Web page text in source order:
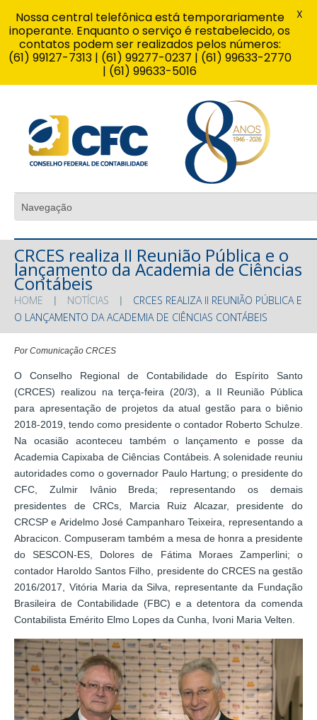
CRCES realiza II Reunião Pública e o
lançamento da Academia de Ciências
Contábeis
HOME NOTÍCIAS
CRCES REALIZA II REUNIÃO PÚBLICA E
O LANÇAMENTO DA ACADEMIA DE CIÊNCIAS CONTÁBEIS
Por Comunicação CRCES
O Conselho Regional de Contabilidade do Espírito Santo
(CRCES) realizou na terça-feira (20/3), a II Reunião Pública
para apresentação de projetos da atual gestão para o biênio
2018-2019, tendo como presidente o contador Roberto Schulze.
Na ocasião aconteceu também o lançamento e posse da
Academia Capixaba de Ciências Contábeis. A solenidade reuniu
autoridades como o governador Paulo Hartung; o presidente do
CFC, Zulmir Ivânio Breda; representando os demais
presidentes de CRCs, Marcia Ruiz Alcazar, presidente do
CRCSP e Aridelmo José Campanharo Teixeira, representando a
Abracicon. Compuseram também a mesa de honra a presidente
do SESCON-ES, Dolores de Fátima Moraes Zamperlini; o
contador Haroldo Santos Filho, presidente do CRCES na gestão
2016/2017, Vitória Maria da Silva, representante da Fundação
Brasileira de Contabilidade (FBC) e a detentora da comenda
Contabilista Emérito Elmo Lopes da Cunha, Ivoni Maria Velten.
Nossa central telefônica está temporariamente
inoperante. Enquanto o serviço é restabelecido, os
contatos podem ser realizados pelos números:
(61) 99127-7313 | (61) 99277-0237 | (61) 99633-2770
| (61) 99633-5016
X